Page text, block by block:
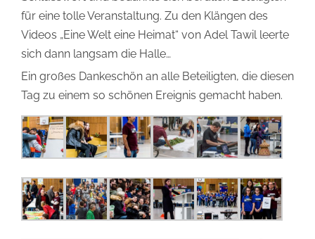
für eine tolle Veranstaltung. Zu den Klängen des
Videos „Eine Welt eine Heimat“ von Adel Tawil leerte
sich dann langsam die Halle…
Ein großes Dankeschön an alle Beteiligten, die diesen
Tag zu einem so schönen Ereignis gemacht haben.